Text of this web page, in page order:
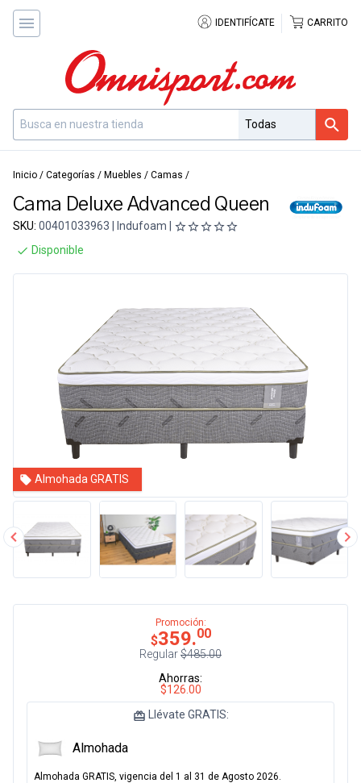
IDENTIFÍCATE CARRITO
Inicio / Categorías / Muebles / Camas /
Cama Deluxe Advanced Queen
SKU: 00401033963 | Indufoam |
Disponible
Almohada GRATIS
Promoción:
$359.00
Regular$485.00
Ahorras:
$126.00
Llévate GRATIS:
Almohada
Almohada GRATIS, vigencia del 1 al 31 de Agosto 2026.